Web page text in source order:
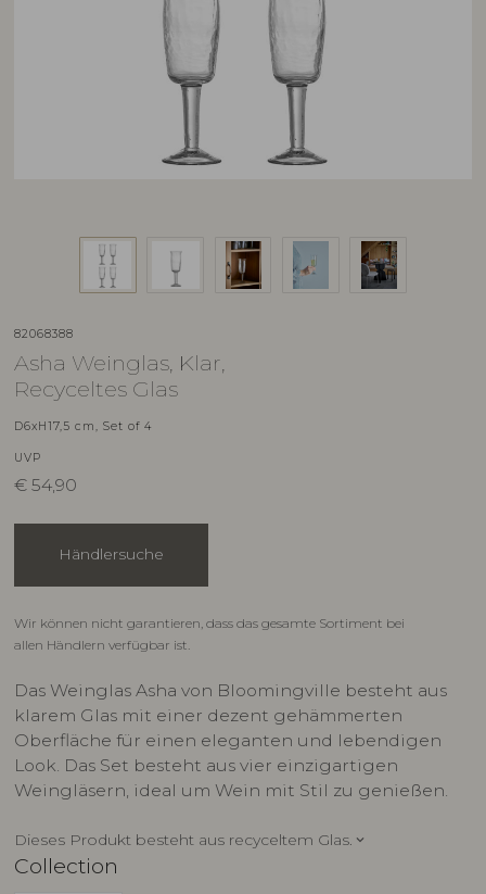
82068388
Asha Weinglas, Klar,
Recyceltes Glas
D6xH17,5 cm, Set of 4
UVP
€ 54,90
Händlersuche
Wir können nicht garantieren, dass das gesamte Sortiment bei
allen Händlern verfügbar ist.
Das Weinglas Asha von Bloomingville besteht aus
klarem Glas mit einer dezent gehämmerten
Oberfläche für einen eleganten und lebendigen
Look. Das Set besteht aus vier einzigartigen
Weingläsern, ideal um Wein mit Stil zu genießen.
Dieses Produkt besteht aus recyceltem Glas. keyboard_arrow_down
Collection